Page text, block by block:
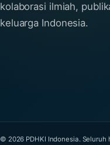
kolaborasi ilmiah,
keluarga Indonesia.
© 2026 PDHKI Indonesia. Seluruh